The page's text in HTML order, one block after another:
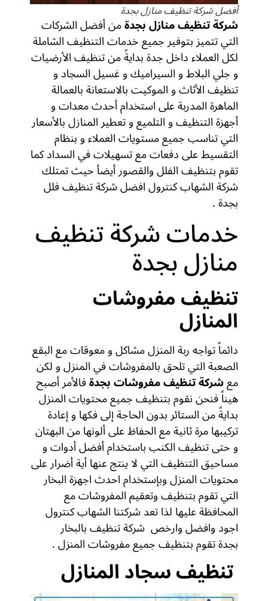
أفضل شركة تنظيف منازل بجدة
شركة تنظيف منازل بجدةمن أفضل الشركات
التي تتميز بتوفير جميع خدمات التنظيف الشاملة
لكل العملاء داخل جدة بدايةً من تنظيف الأرضيات
و جلي البلاط و السيراميك و غسيل السجاد و
تنظيف الأثاث و الموكيت بالاستعانة بالعمالة
الماهرة المدربة على استخدام أحدث معدات و
أجهزة التنظيف و التلميع و تعطير المنازل بالأسعار
التي تناسب جميع مستويات العملاء و بنظام
التقسيط على دفعات مع تسهيلات في السداد كما
تقوم بتنظيف الفلل والقصور أيضأ حيث تمتلك
شركة الشهاب كنترول افضل شركة تنظيف فلل
بجدة .
خدمات شركة تنظيف
منازل بجدة
تنظيف مفروشات
المنازل
دائماً تواجه ربة المنزل مشاكل و معوقات مع البقع
الصعبة التي تلحق بالمفروشات في المنزل و لكن
معشركة تنظيف مفروشات بجدةفالأمر أصبح
هيناً فنحن نقوم بتنظيف جميع محتويات المنزل
بدايةً من الستائر بدون الحاجة إلى فكها و إعادة
تركيبها مرة ثانية مع الحفاظ على ألونها من البهتان
و حتى تنظيف الكنب باستخدام أفضل أدوات و
مساحيق التنظيف التي لا ينتج عنها أية أضرار على
محتويات المنزل وبإستخدام احدث اجهزة البخار
التي تقوم بتنظيف وتعقيم المفروشات مع
المحافظة عليها لذا تعد شركتنا الشهاب كنترول
اجود وافضل وارخص شركة تنظيف بالبخار
بجدة تقوم بتنظيف جميع مفروشات المنزل .
تنظيف سجاد المنازل